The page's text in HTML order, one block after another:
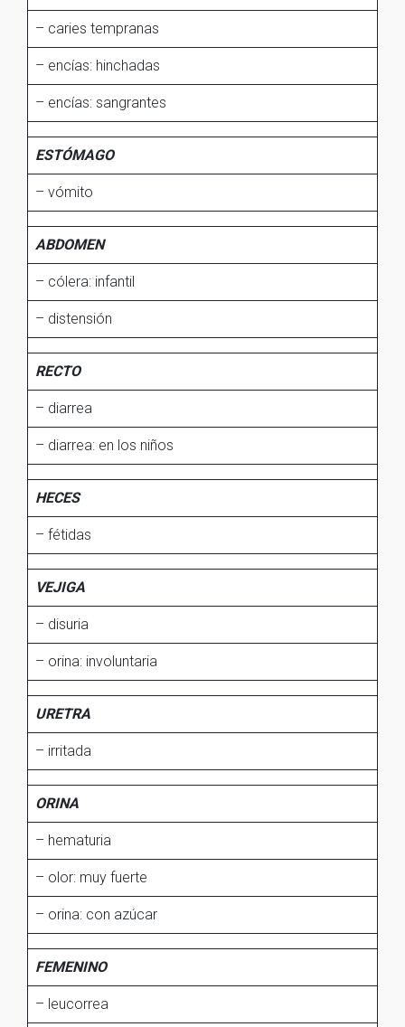
– caries tempranas
– encías: hinchadas
– encías: sangrantes
ESTÓMAGO
– vómito
ABDOMEN
– cólera: infantil
– distensión
RECTO
– diarrea
– diarrea: en los niños
HECES
– fétidas
VEJIGA
– disuria
– orina: involuntaria
URETRA
– irritada
ORINA
– hematuria
– olor: muy fuerte
– orina: con azúcar
FEMENINO
– leucorrea